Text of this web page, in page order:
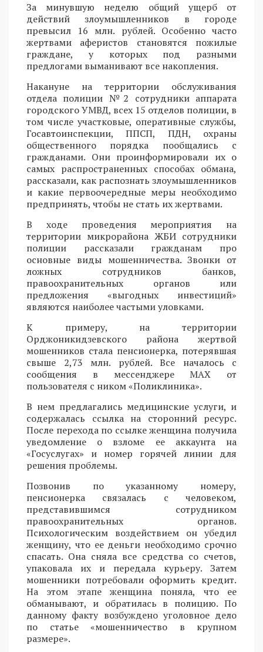
За минувшую неделю общий ущерб от
действий злоумышленников в городе
превысил 16 млн. рублей. Особенно часто
жертвами аферистов становятся пожилые
граждане, у которых под разными
предлогами выманивают все накопления.
Накануне на территории обслуживания
отдела полиции №2 сотрудники аппарата
городского УМВД, всех 15 отделов полиции, в
том числе участковые, оперативные службы,
Госавтоинспекции, ППСП, ПДН, охраны
общественного порядка пообщались с
гражданами. Они проинформировали их о
самых распространенных способах обмана,
рассказали, как распознать злоумышленников
и какие первоочередные меры необходимо
предпринять, чтобы не стать их жертвами.
В ходе проведения мероприятия на
территории микрорайона ЖБИ сотрудники
полиции рассказали гражданам про
основные виды мошенничества. Звонки от
ложных сотрудников банков,
правоохранительных органов или
предложения «выгодных инвестиций»
являются наиболее частыми уловками.
К примеру, на территории
Орджоникидзевского района жертвой
мошенников стала пенсионерка, потерявшая
свыше 2,73 млн. рублей. Все началось с
сообщения в мессенджере MAX от
пользователя с ником «Поликлиника».
В нем предлагались медицинские услуги, и
содержалась ссылка на сторонний ресурс.
После перехода по ссылке женщина получила
уведомление о взломе ее аккаунта на
«Госуслугах» и номер горячей линии для
решения проблемы.
Позвонив по указанному номеру,
пенсионерка связалась с человеком,
представившимся сотрудником
правоохранительных органов.
Психологическим воздействием он убедил
женщину, что ее деньги необходимо срочно
спасать. Она сняла все средства со счетов,
упаковала их и передала курьеру. Затем
мошенники потребовали оформить кредит.
На этом этапе женщина поняла, что ее
обманывают, и обратилась в полицию. По
данному факту возбуждено уголовное дело
по статье «мошенничество в крупном
размере».